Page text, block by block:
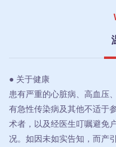
● 关于健康
患有严重的心脏病、高血压
有急性传染病及其他不适于
术者，以及经医生叮嘱避免
况。如因未如实告知，而产